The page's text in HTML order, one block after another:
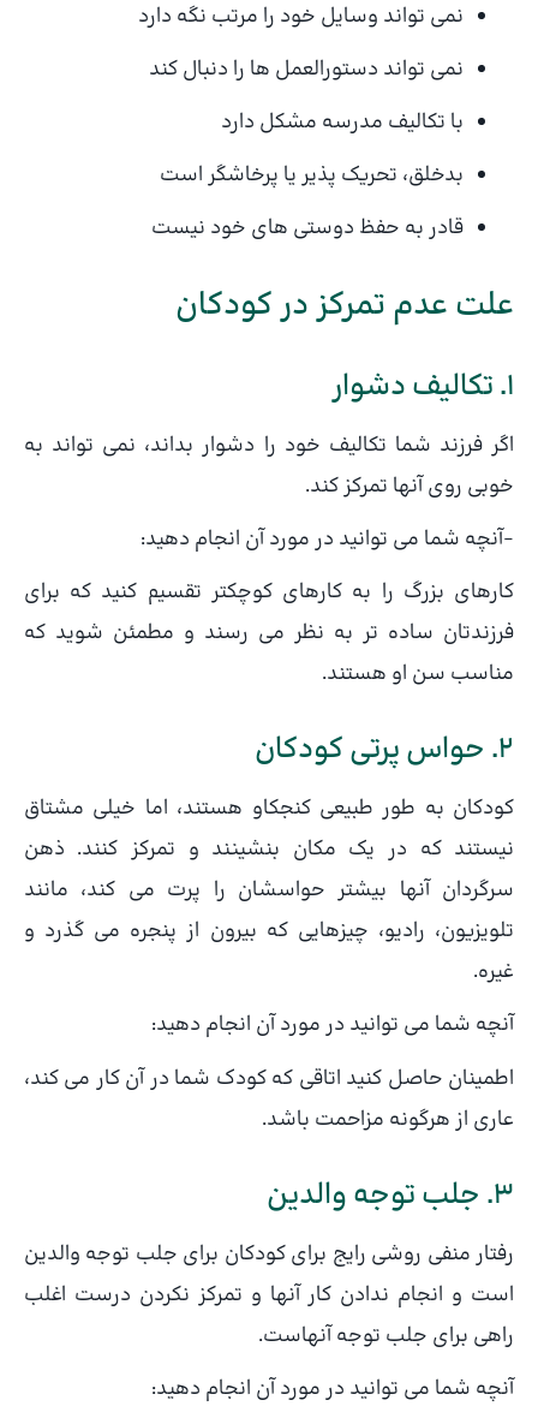
نمی تواند وسایل خود را مرتب نگه دارد
نمی تواند دستورالعمل ها را دنبال کند
با تکالیف مدرسه مشکل دارد
بدخلق، تحریک پذیر یا پرخاشگر است
قادر به حفظ دوستی های خود نیست
علت عدم تمرکز در کودکان
1. تکالیف دشوار
اگر فرزند شما تکالیف خود را دشوار بداند، نمی تواند به
خوبی روی آنها تمرکز کند.
-آنچه شما می توانید در مورد آن انجام دهید:
کارهای بزرگ را به کارهای کوچکتر تقسیم کنید که برای
فرزندتان ساده تر به نظر می رسند و مطمئن شوید که
مناسب سن او هستند.
2. حواس پرتی کودکان
کودکان به طور طبیعی کنجکاو هستند، اما خیلی مشتاق
نیستند که در یک مکان بنشینند و تمرکز کنند. ذهن
سرگردان آنها بیشتر حواسشان را پرت می کند، مانند
تلویزیون، رادیو، چیزهایی که بیرون از پنجره می گذرد و
غیره.
آنچه شما می توانید در مورد آن انجام دهید:
اطمینان حاصل کنید اتاقی که کودک شما در آن کار می کند،
عاری از هرگونه مزاحمت باشد.
3. جلب توجه والدین
رفتار منفی روشی رایج برای کودکان برای جلب توجه والدین
است و انجام ندادن کار آنها و تمرکز نکردن درست اغلب
راهی برای جلب توجه آنهاست.
آنچه شما می توانید در مورد آن انجام دهید: